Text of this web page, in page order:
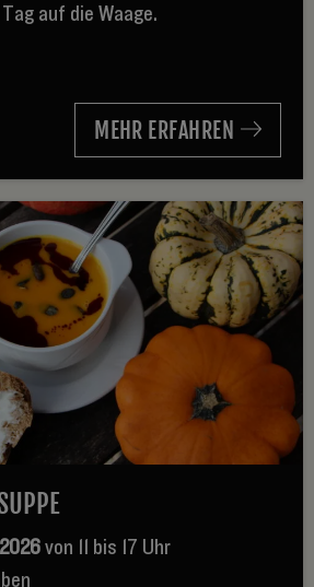
auf die Waage.
MEHR ERFAHREN
von 11 bis 17 Uhr